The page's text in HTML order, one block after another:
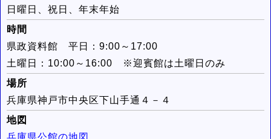
日曜日、祝日、年末年始
時間
県政資料館 平日：9:00～17:00
土曜日：10:00～16:00 ※迎賓館は土曜日のみ
場所
兵庫県神戸市中央区下山手通４－４
地図
兵庫県公館の地図